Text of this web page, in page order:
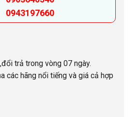
0943197660
trả trong vòng 07 ngày.
các hãng nổi tiếng và giá cả hợp